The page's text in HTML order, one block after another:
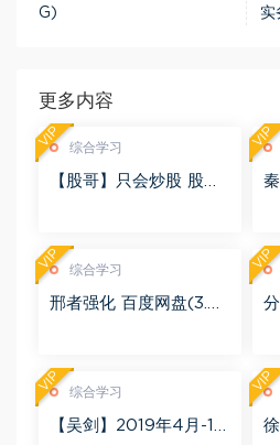
G)
实
更多内容
综合学习
【股哥】只会炒股 股哥
VIP VIP
综合学习
邢者强化 百度网盘(3.01
VIP VIP
综合学习
【吴剑】2019年4月-11
VIP VIP